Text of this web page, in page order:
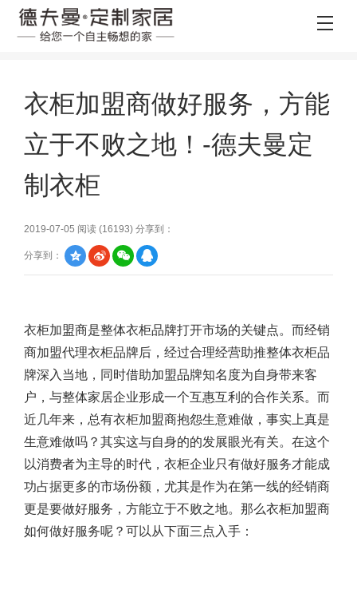
衣柜加盟商做好服务，方能
立于不败之地！-德夫曼定
制衣柜
2019-07-05 阅读 (16193) 分享到：
分享到：
衣柜加盟商是整体衣柜品牌打开市场的关键点。而经销
商加盟代理衣柜品牌后，经过合理经营助推整体衣柜品
牌深入当地，同时借助加盟品牌知名度为自身带来客
户，与整体家居企业形成一个互惠互利的合作关系。而
近几年来，总有衣柜加盟商抱怨生意难做，事实上真是
生意难做吗？其实这与自身的的发展眼光有关。在这个
以消费者为主导的时代，衣柜企业只有做好服务才能成
功占据更多的市场份额，尤其是作为在第一线的经销商
更是要做好服务，方能立于不败之地。那么衣柜加盟商
如何做好服务呢？可以从下面三点入手：